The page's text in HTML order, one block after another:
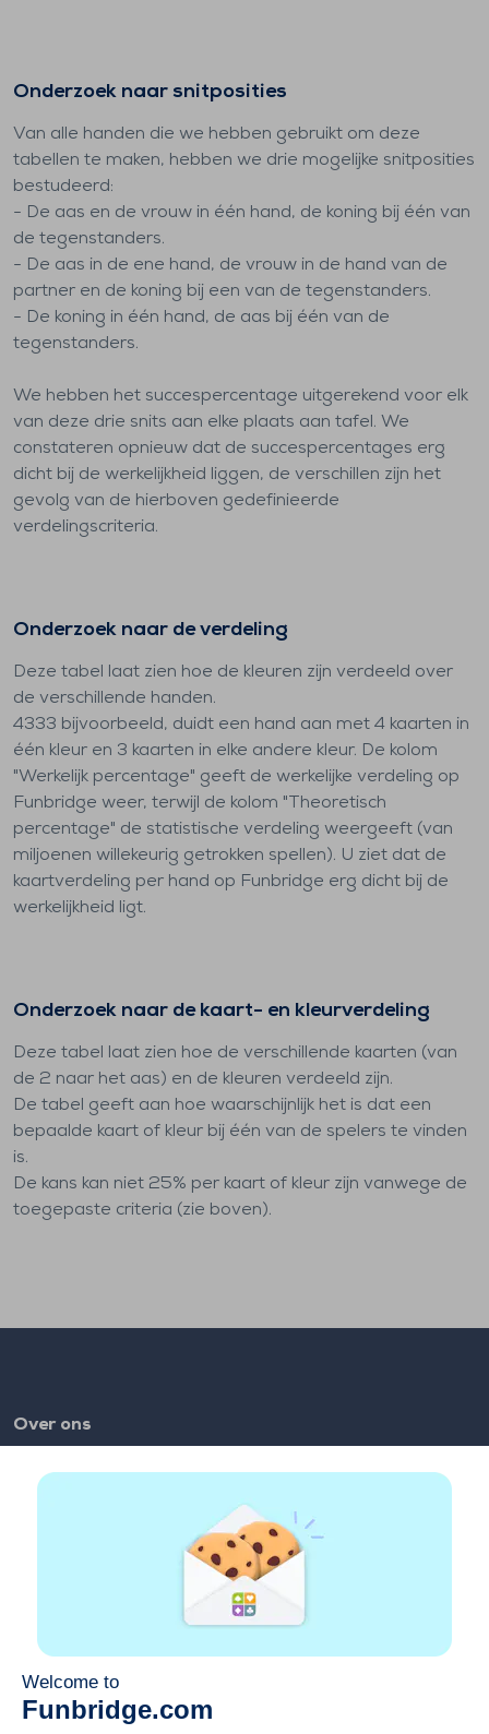
Onderzoek naar snitposities
Van alle handen die we hebben gebruikt om deze
tabellen te maken, hebben we drie mogelijke snitposities
bestudeerd:
- De aas en de vrouw in één hand, de koning bij één van
de tegenstanders.
- De aas in de ene hand, de vrouw in de hand van de
partner en de koning bij een van de tegenstanders.
- De koning in één hand, de aas bij één van de
tegenstanders.
We hebben het succespercentage uitgerekend voor elk
van deze drie snits aan elke plaats aan tafel. We
constateren opnieuw dat de succespercentages erg
dicht bij de werkelijkheid liggen, de verschillen zijn het
gevolg van de hierboven gedefinieerde
verdelingscriteria.
Onderzoek naar de verdeling
Deze tabel laat zien hoe de kleuren zijn verdeeld over
de verschillende handen.
4333 bijvoorbeeld, duidt een hand aan met 4 kaarten in
één kleur en 3 kaarten in elke andere kleur. De kolom
"Werkelijk percentage" geeft de werkelijke verdeling op
Funbridge weer, terwijl de kolom "Theoretisch
percentage" de statistische verdeling weergeeft (van
miljoenen willekeurig getrokken spellen). U ziet dat de
kaartverdeling per hand op Funbridge erg dicht bij de
werkelijkheid ligt.
Onderzoek naar de kaart- en kleurverdeling
Deze tabel laat zien hoe de verschillende kaarten (van
de 2 naar het aas) en de kleuren verdeeld zijn.
De tabel geeft aan hoe waarschijnlijk het is dat een
bepaalde kaart of kleur bij één van de spelers te vinden
is.
De kans kan niet 25% per kaart of kleur zijn vanwege de
toegepaste criteria (zie boven).
Over ons
Vacatures